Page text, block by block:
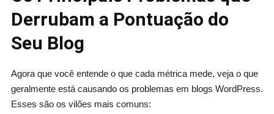
Derrubam a Pontuação do
Seu Blog
Agora que você entende o que cada métrica mede, veja o que
geralmente está causando os problemas em blogs WordPress.
Esses são os vilões mais comuns: